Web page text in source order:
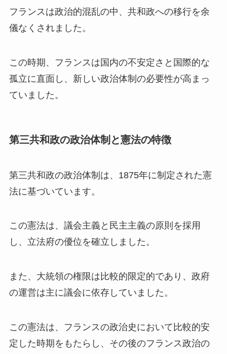
フランスは政治的混乱の中、共和政への移行を余
儀なくされました。
この時期、フランスは国内の不安定さと国際的な
孤立に直面し、新しい政治体制の必要性が高まっ
ていました。
第三共和政の政治体制と憲法の特徴
第三共和政の政治体制は、1875年に制定された憲
法に基づいています。
この憲法は、議会主義と民主主義の原則を採用
し、立法府の優位を確立しました。
また、大統領の権限は比較的限定的であり、政府
の運営は主に議会に依存していました。
この憲法は、フランスの政治史において比較的安
定した時期をもたらし、その後のフランス政治の